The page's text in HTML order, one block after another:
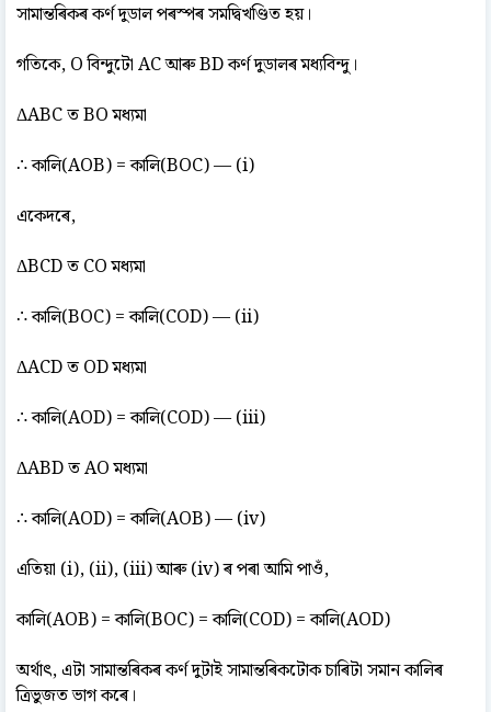
সামান্তৰিকৰ কৰ্ণ দুডাল পৰস্পৰ সমদ্বিখণ্ডিত হয়।
গতিকে, O বিন্দুটো AC আৰু BD কৰ্ণ দুডালৰ মধ্যবিন্দু।
ΔABC ত BO মধ্যমা
∴ কালি(AOB) = কালি(BOC) — (i)
একেদৰে,
ΔBCD ত CO মধ্যমা
∴ কালি(BOC) = কালি(COD) — (ii)
ΔACD ত OD মধ্যমা
∴ কালি(AOD) = কালি(COD) — (iii)
ΔABD ত AO মধ্যমা
∴ কালি(AOD) = কালি(AOB) — (iv)
এতিয়া (i), (ii), (iii) আৰু (iv) ৰ পৰা আমি পাওঁ,
কালি(AOB) = কালি(BOC) = কালি(COD) = কালি(AOD)
অৰ্থাৎ, এটা সামান্তৰিকৰ কৰ্ণ দুটাই সামান্তৰিকটোক চাৰিটা সমান কালিৰ
ত্ৰিভুজত ভাগ কৰে।